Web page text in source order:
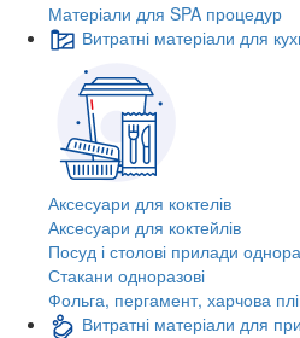
Матеріали для SPA процедур
Витратні матеріали для
Аксесуари для коктелів
Аксесуари для коктейлів
Посуд і столові прилади
Стакани одноразові
Фольга, пергамент, харчова
Витратні матеріали для